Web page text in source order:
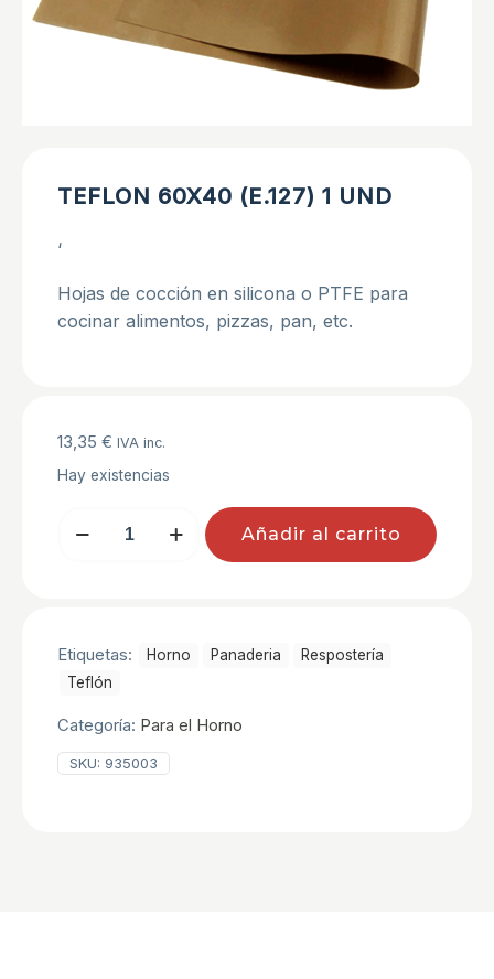
TEFLON 60X40 (E.127) 1 UND
‘
Hojas de cocción en silicona o PTFE para
cocinar alimentos, pizzas, pan, etc.
13,35 € IVA inc.
Hay existencias
60X40
Añadir al carrito
Etiquetas: Horno Panaderia
Resposterí­a
Teflón
Categoría: Para el Horno
SKU: 935003